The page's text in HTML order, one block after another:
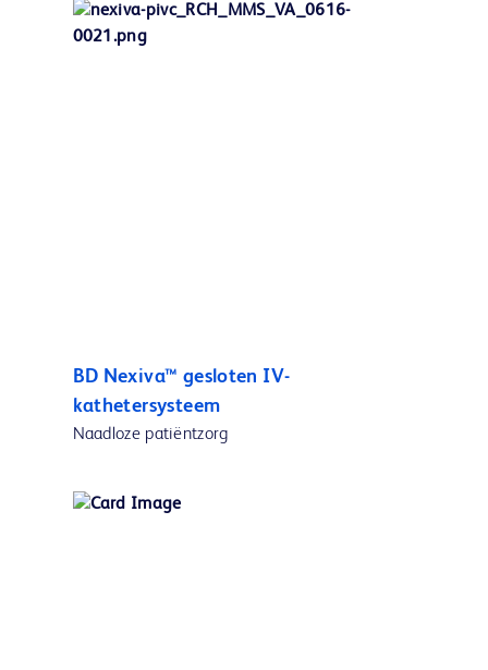
BD Nexiva™ gesloten IV-
kathetersysteem
Naadloze patiëntzorg